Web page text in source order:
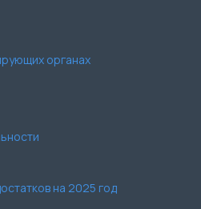
органах
на 2025 год